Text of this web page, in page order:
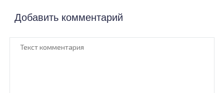
Добавить комментарий